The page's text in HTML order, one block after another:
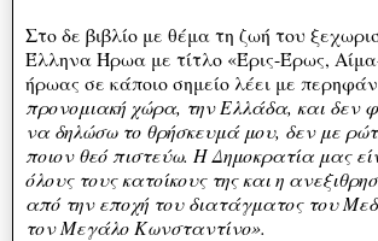
Στο δε βιβλίο με θέμα τη ζωή του
Έλληνα Ήρωα με τίτλο «Έρις-Έρως,
ήρωας σε κάποιο σημείο λέει με
προνομιακή χώρα, την Ελλάδα, και δεν
να δηλώσω το θρήσκευμά μου, δεν με
ποιον θεό πιστεύω. Η Δημοκρατία μας
όλους τους κατοίκους της και η
από την εποχή του διατάγματος του
τον Μεγάλο Κωνσταντίνο».